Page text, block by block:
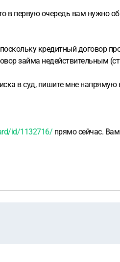
в первую очередь вам нужно
кредитный договор
займа недействительным
в суд, пишите мне напрямую
id/1132716/ прямо сейчас.